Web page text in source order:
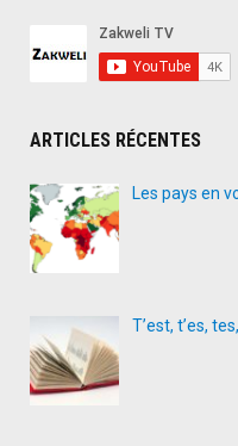
ARTICLES RÉCENTES
Les pays en
T’est, t’es,